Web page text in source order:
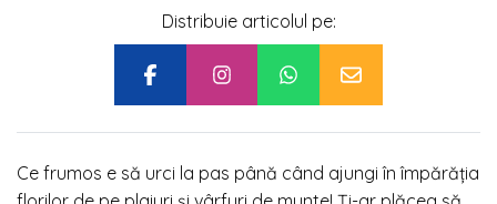
Distribuie articolul pe:
Ce frumos e să urci la pas până când ajungi în împărăţia